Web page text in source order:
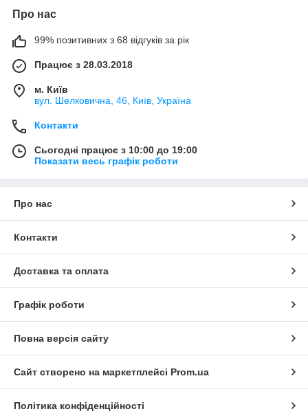
Про нас
99% позитивних з 68 відгуків за рік
Працює з 28.03.2018
м. Київ
вул. Шелковична, 46, Київ, Україна
Контакти
Сьогодні працює з 10:00 до 19:00
Показати весь графік роботи
Про нас
Контакти
Доставка та оплата
Графік роботи
Повна версія сайту
Сайт створено на маркетплейсі Prom.ua
Політика конфіденційності